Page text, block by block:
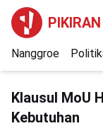
Nanggroe
Klausul MoU
Kebutuhan